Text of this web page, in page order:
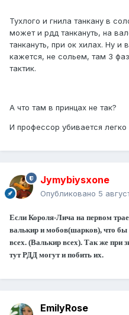
Тухлого и гнила танкану в
может и рдд танкануть, на
танкануть, при ок хилах. Ну и
кажется, не сольем, там 3
тактик.
А что там в принцах не так?
И профессор убивается легко
Jymybiysxone
Опубликовано 5
Если Короля-Лича на первом
валькир и мобов(шарков), что бы
всех. (Валькир всех). Так же
тут РДД могут и побить их.
EmilyRose